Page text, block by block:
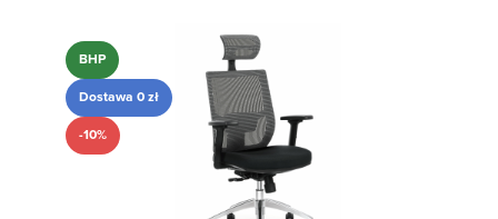
Pomiń galerię zdjęć
BHP
Dostawa 0 zł
-10%